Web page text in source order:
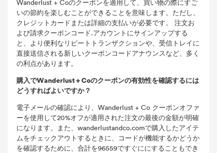
Wanderlust + Coのクーポンを適用して、買い物の際にすご
いの節約を楽しむことができることを意味します。ただし、
クレジットカードまたは詳細の支払いが必要です。 注文お
よび請求クーポンコード.アカウントにサインアップする
と、より便利なリピートトランザクションや、受信トレイに
直接送信される新しいクーポンコードアナウンスなど、多く
の利点があります。
購入でWanderlust + Coのクーポンの有効性を確認するには
どうすればよいですか？
電子メールの確認により、Wanderlust + Co クーポンオファ
ーを使用して20%オフが適用された注文の最後の金額が明確
になります。また、wanderlustandco.comで購入したアイテ
ムをチェックアウトするときに、コードが機能するかどうか
を確認するために、合計を96559ですぐににすることもでき